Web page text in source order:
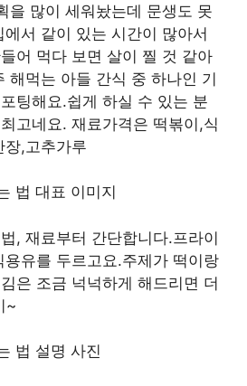
을 많이 세워놨는데 문생도 못
서 같이 있는 시간이 많아서
어 먹다 보면 살이 찔 것 같아
해먹는 아들 간식 중 하나인 기
팅해요.쉽게 하실 수 있는 분
고네요. 재료가격은 떡볶이,식
장,고추가루
, 재료부터 간단합니다.프라이
유를 두르고요.주제가 떡이랑
은 조금 넉넉하게 해드리면 더
~